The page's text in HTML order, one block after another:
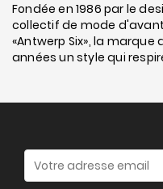
Fondée en 1986 par le
collectif de mode
«Antwerp Six», la
années un style qui